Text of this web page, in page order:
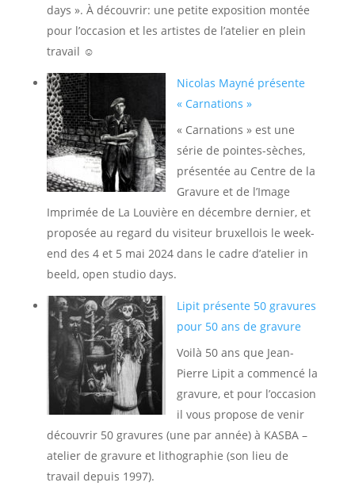
days ». À découvrir: une petite exposition montée
pour l’occasion et les artistes de l’atelier en plein
travail ☺️
Nicolas Mayné présente
« Carnations »
« Carnations » est une
série de pointes-sèches,
présentée au Centre de la
Gravure et de l’Image
Imprimée de La Louvière en décembre dernier, et
proposée au regard du visiteur bruxellois le week-
end des 4 et 5 mai 2024 dans le cadre d’atelier in
beeld, open studio days.
Lipit présente 50 gravures
pour 50 ans de gravure
Voilà 50 ans que Jean-
Pierre Lipit a commencé la
gravure, et pour l’occasion
il vous propose de venir
découvrir 50 gravures (une par année) à KASBA –
atelier de gravure et lithographie (son lieu de
travail depuis 1997).